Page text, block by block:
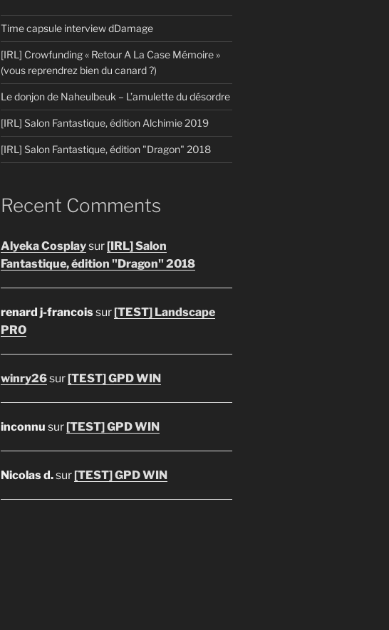
Time capsule interview dDamage
[IRL] Crowfunding « Retour A La Case Mémoire »
(vous reprendrez bien du canard ?)
Le donjon de Naheulbeuk – L’amulette du désordre
[IRL] Salon Fantastique, édition Alchimie 2019
[IRL] Salon Fantastique, édition "Dragon" 2018
Recent Comments
Alyeka Cosplaysur [IRL] Salon
Fantastique, édition "Dragon" 2018
renard j-francoissur [TEST] Landscape
PRO
winry26sur [TEST] GPD WIN
inconnu sur [TEST] GPD WIN
Nicolas d.sur [TEST] GPD WIN